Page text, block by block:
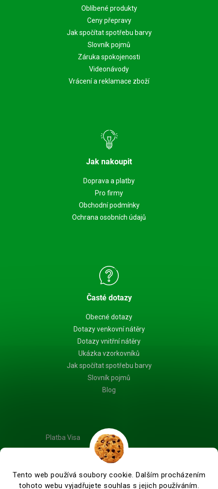
Tento web používá soubory cookie. Dalším procházením
tohoto webu vyjadřujete souhlas s jejich používáním.
Oblíbené produkty
Ceny přepravy
Jak spočítat spotřebu barvy
Slovník pojmů
Záruka spokojenosti
Videonávody
Vrácení a reklamace zboží
Jak nakoupit
Doprava a platby
Pro firmy
Obchodní podmínky
Ochrana osobních údajů
Časté dotazy
Obecné dotazy
Dotazy venkovní nátěry
Dotazy vnitřní nátěry
Ukázka vzorkovníků
Jak spočítat spotřebu barvy
Slovník pojmů
Blog
Platba Visa